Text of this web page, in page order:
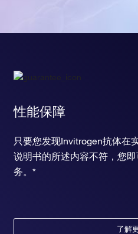
性能保障
只要您发现Invitrogen抗体在
说明书的所述内容不符，您
务。*
了解